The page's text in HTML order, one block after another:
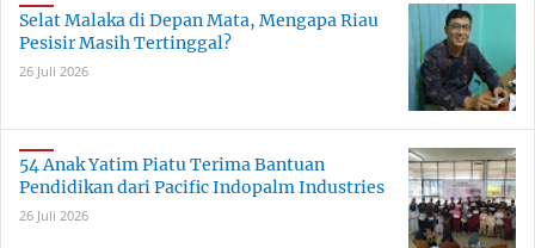
Selat Malaka di Depan Mata, Mengapa Riau
Pesisir Masih Tertinggal?
26 Juli 2026
54 Anak Yatim Piatu Terima Bantuan
Pendidikan dari Pacific Indopalm Industries
26 Juli 2026